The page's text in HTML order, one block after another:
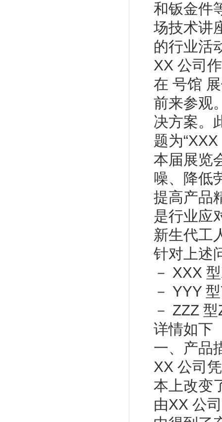
和钣金件
场技术讲
的行业活
XX 公司
在 号馆
前来参观
决方案。
题为
本届展览
噪、降低
提高产品
是行业应
新生代工
针对上述
－ XXX
－ YYY
－ ZZZ
详情如下
一、产品
XX 公司
本上改变
由XX 公